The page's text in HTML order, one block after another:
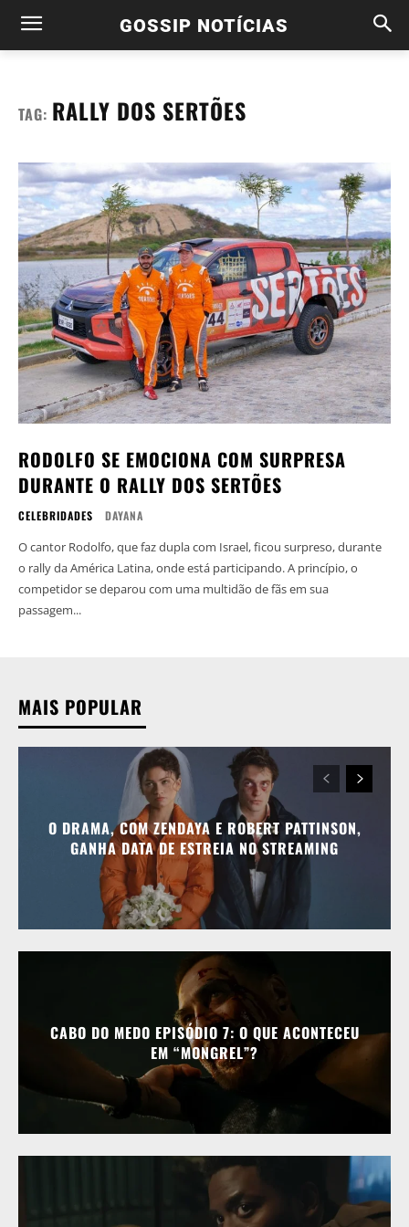
GOSSIP NOTÍCIAS
TAG: RALLY DOS SERTÕES
RODOLFO SE EMOCIONA COM SURPRESA
DURANTE O RALLY DOS SERTÕES
CELEBRIDADES DAYANA
O cantor Rodolfo, que faz dupla com Israel, ficou surpreso, durante
o rally da América Latina, onde está participando. A princípio, o
competidor se deparou com uma multidão de fãs em sua
passagem...
MAIS POPULAR
O DRAMA, COM ZENDAYA E ROBERT PATTINSON,
GANHA DATA DE ESTREIA NO STREAMING
CABO DO MEDO EPISÓDIO 7: O QUE ACONTECEU
EM “MONGREL”?